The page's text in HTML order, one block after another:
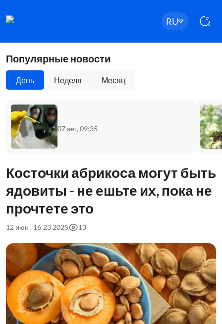
RU
Популярные новости
День Неделя Месяц
07 авг, 09:35
Косточки абрикоса могут быть
ядовиты - не ешьте их, пока не
прочтете это
12 июн , 16:23 2025 13